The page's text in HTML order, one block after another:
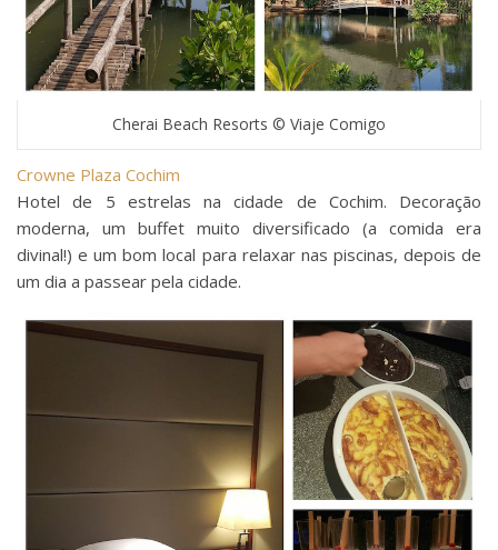
Cherai Beach Resorts © Viaje Comigo
Crowne Plaza Cochim
Hotel de 5 estrelas na cidade de Cochim. Decoração
moderna, um buffet muito diversificado (a comida era
divinal!) e um bom local para relaxar nas piscinas, depois de
um dia a passear pela cidade.